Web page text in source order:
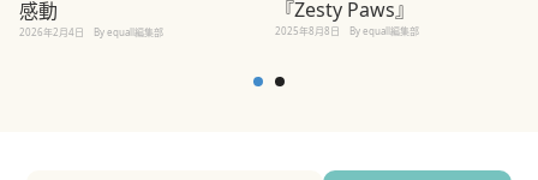
感動
2026年2月4日 By equall編集部
『Zesty Paws』
2025年8月8日 By equall編集部